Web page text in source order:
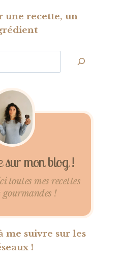
une recette, un
sur mon blog !
toutes mes recettes
gourmandes !
me suivre sur les
!